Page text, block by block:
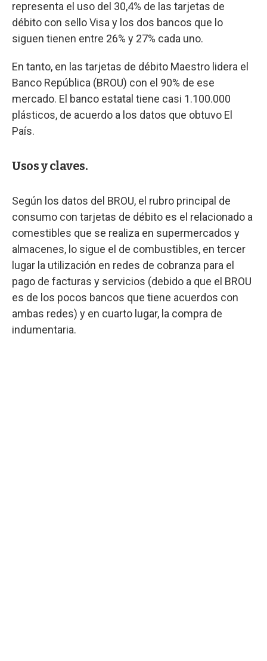
representa el uso del 30,4% de las tarjetas de
débito con sello Visa y los dos bancos que lo
siguen tienen entre 26% y 27% cada uno.
En tanto, en las tarjetas de débito Maestro lidera el
Banco República (BROU) con el 90% de ese
mercado. El banco estatal tiene casi 1.100.000
plásticos, de acuerdo a los datos que obtuvo El
País.
Usos y claves.
Según los datos del BROU, el rubro principal de
consumo con tarjetas de débito es el relacionado a
comestibles que se realiza en supermercados y
almacenes, lo sigue el de combustibles, en tercer
lugar la utilización en redes de cobranza para el
pago de facturas y servicios (debido a que el BROU
es de los pocos bancos que tiene acuerdos con
ambas redes) y en cuarto lugar, la compra de
indumentaria.